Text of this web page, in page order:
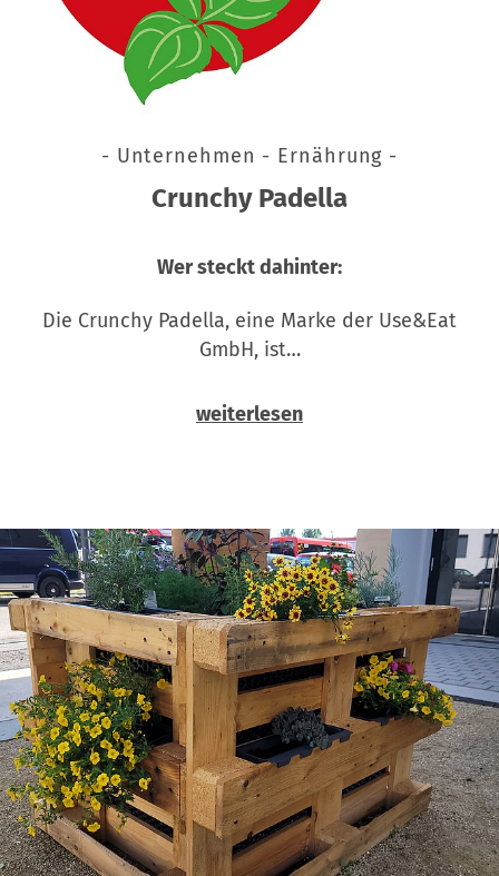
- Unternehmen - Ernährung -
Crunchy Padella
Wer steckt dahinter:
Die Crunchy Padella, eine Marke der Use&Eat
GmbH, ist…
weiterlesen